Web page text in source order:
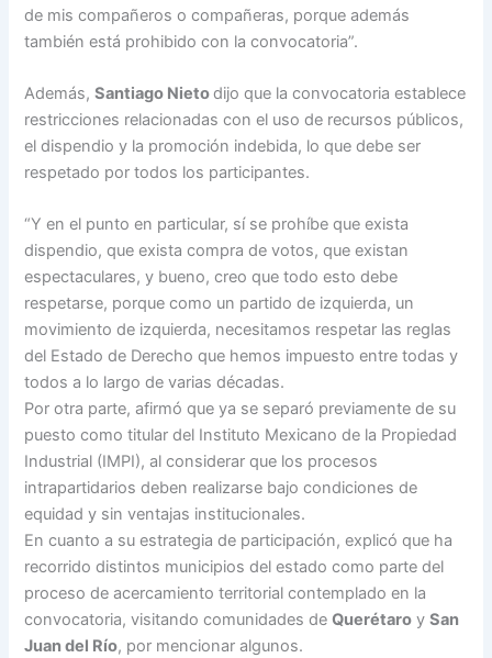
de mis compañeros o compañeras, porque además
también está prohibido con la convocatoria”.
Además,Santiago Nietodijo que la convocatoria establece
restricciones relacionadas con el uso de recursos públicos,
el dispendio y la promoción indebida, lo que debe ser
respetado por todos los participantes.
“Y en el punto en particular, sí se prohíbe que exista
dispendio, que exista compra de votos, que existan
espectaculares, y bueno, creo que todo esto debe
respetarse, porque como un partido de izquierda, un
movimiento de izquierda, necesitamos respetar las reglas
del Estado de Derecho que hemos impuesto entre todas y
todos a lo largo de varias décadas.
Por otra parte, afirmó que ya se separó previamente de su
puesto como titular del Instituto Mexicano de la Propiedad
Industrial (IMPI), al considerar que los procesos
intrapartidarios deben realizarse bajo condiciones de
equidad y sin ventajas institucionales.
En cuanto a su estrategia de participación, explicó que ha
recorrido distintos municipios del estado como parte del
proceso de acercamiento territorial contemplado en la
convocatoria, visitando comunidades deQuerétaro ySan
Juan del Río, por mencionar algunos.